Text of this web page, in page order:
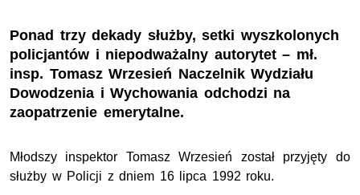
Ponad trzy dekady służby, setki wyszkolonych
policjantów i niepodważalny autorytet – mł.
insp. Tomasz Wrzesień Naczelnik Wydziału
Dowodzenia i Wychowania odchodzi na
zaopatrzenie emerytalne.
Młodszy inspektor Tomasz Wrzesień został przyjęty do
służby w Policji z dniem 16 lipca 1992 roku.